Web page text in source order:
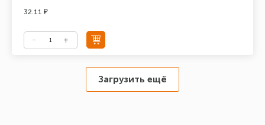
32.11 ₽
Загрузить ещё